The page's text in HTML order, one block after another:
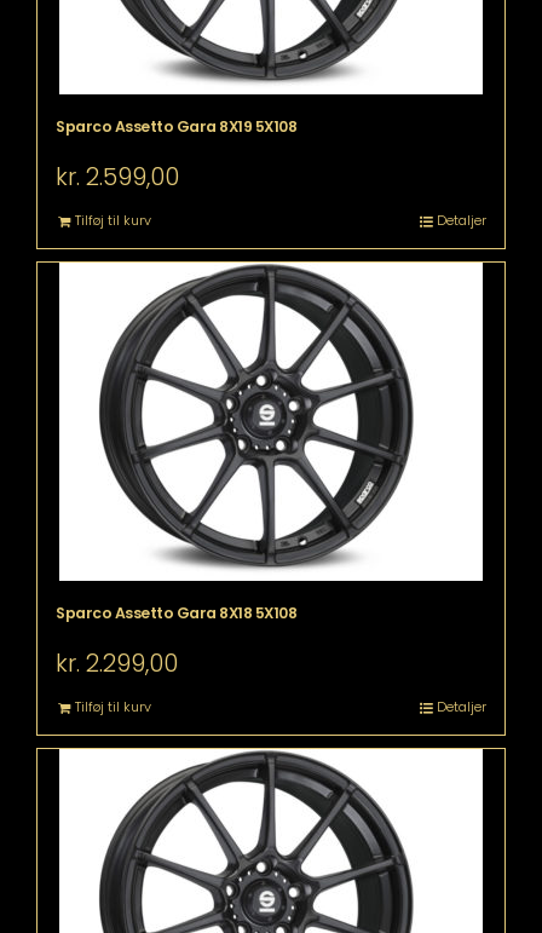
Sparco Assetto Gara 8X19 5X108
kr. 2.599,00
Tilføj til kurv Detaljer
Sparco Assetto Gara 8X18 5X108
kr. 2.299,00
Tilføj til kurv Detaljer